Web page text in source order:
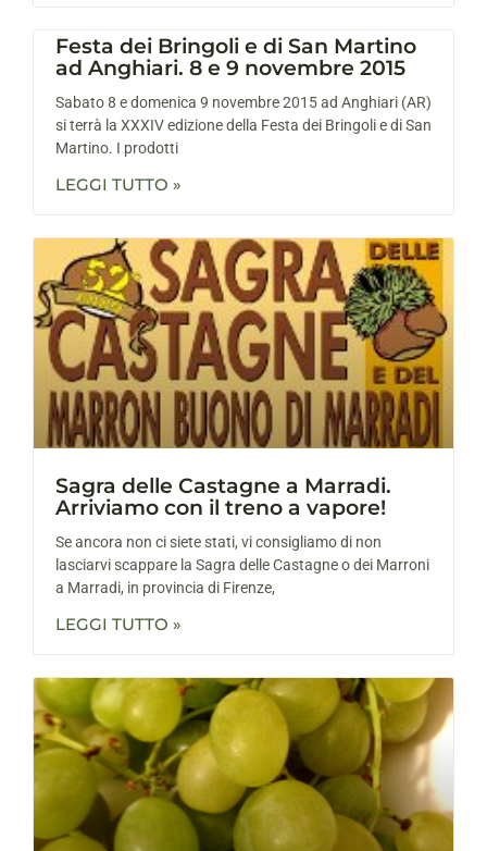
Festa dei Bringoli e di San Martino
ad Anghiari. 8 e 9 novembre 2015
Sabato 8 e domenica 9 novembre 2015 ad Anghiari (AR)
si terrà la XXXIV edizione della Festa dei Bringoli e di San
Martino. I prodotti
LEGGI TUTTO »
Sagra delle Castagne a Marradi.
Arriviamo con il treno a vapore!
Se ancora non ci siete stati, vi consigliamo di non
lasciarvi scappare la Sagra delle Castagne o dei Marroni
a Marradi, in provincia di Firenze,
LEGGI TUTTO »